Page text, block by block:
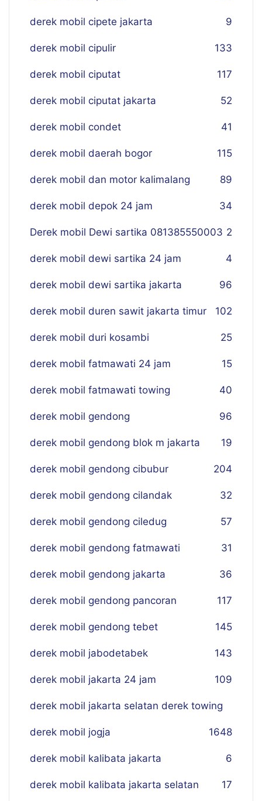
derek mobil cipete jakarta 9
derek mobil cipulir 133
derek mobil ciputat 117
derek mobil ciputat jakarta 52
derek mobil condet 41
derek mobil daerah bogor 115
derek mobil dan motor kalimalang 89
derek mobil depok 24 jam 34
Derek mobil Dewi sartika 081385550003 2
derek mobil dewi sartika 24 jam 4
derek mobil dewi sartika jakarta 96
derek mobil duren sawit jakarta timur 102
derek mobil duri kosambi 25
derek mobil fatmawati 24 jam 15
derek mobil fatmawati towing 40
derek mobil gendong 96
derek mobil gendong blok m jakarta 19
derek mobil gendong cibubur 204
derek mobil gendong cilandak 32
derek mobil gendong ciledug 57
derek mobil gendong fatmawati 31
derek mobil gendong jakarta 36
derek mobil gendong pancoran 117
derek mobil gendong tebet 145
derek mobil jabodetabek 143
derek mobil jakarta 24 jam 109
derek mobil jakarta selatan derek towing
48
derek mobil jogja 16
derek mobil kalibata jakarta 6
derek mobil kalibata jakarta selatan 17